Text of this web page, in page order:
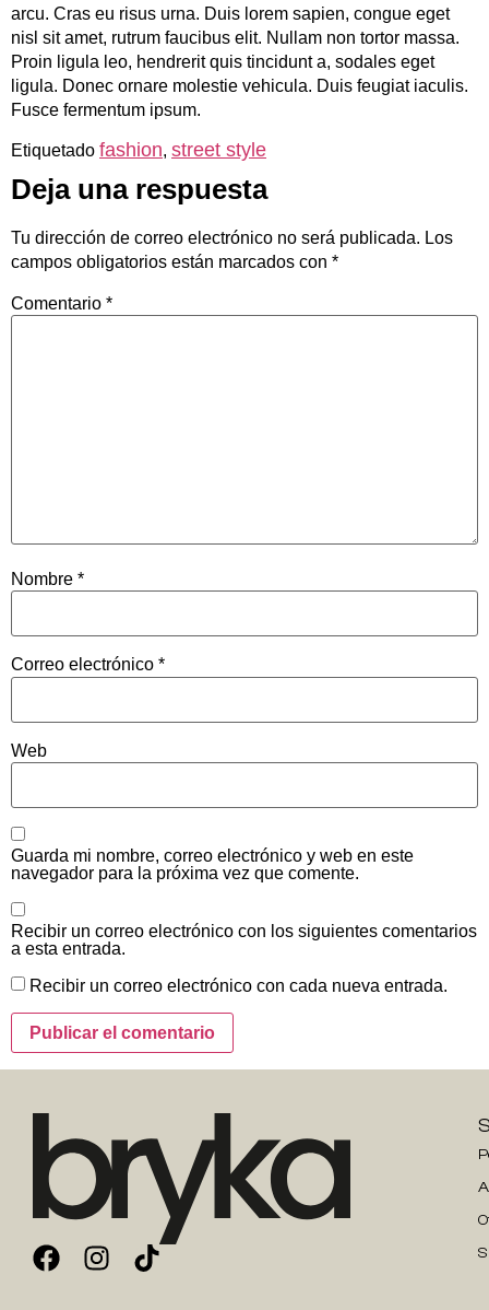
arcu. Cras eu risus urna. Duis lorem sapien, congue eget
nisl sit amet, rutrum faucibus elit. Nullam non tortor massa.
Proin ligula leo, hendrerit quis tincidunt a, sodales eget
ligula. Donec ornare molestie vehicula. Duis feugiat iaculis.
Fusce fermentum ipsum.
Etiquetado fashion, street style
Deja una respuesta
Tu dirección de correo electrónico no será publicada. Los
campos obligatorios están marcados con *
Comentario *
Nombre *
Correo electrónico *
Web
Guarda mi nombre, correo electrónico y web en este
navegador para la próxima vez que comente.
Recibir un correo electrónico con los siguientes comentarios
a esta entrada.
Recibir un correo electrónico con cada nueva entrada.